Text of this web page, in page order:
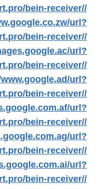
bein-receiver//
url?
bein-receiver//
url?
bein-receiver//
url?
bein-receiver//
url?
bein-receiver//
url?
bein-receiver//
url?
bein-receiver//